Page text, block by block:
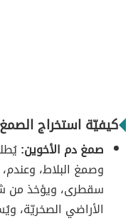
كيفيّة استخراج الصمغ
صمغ دم الأخوين:
وصمغ البلاط،
سقطرى، ويؤخذ من
الأراضي الصخريّة،